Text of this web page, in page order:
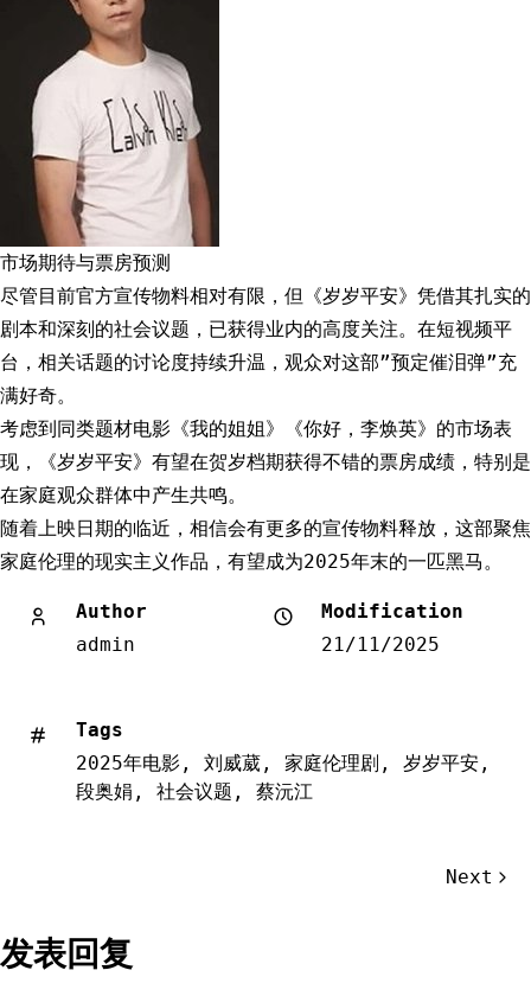
市场期待与票房预测
尽管目前官方宣传物料相对有限，但《岁岁平安》凭借其扎实的
剧本和深刻的社会议题，已获得业内的高度关注。在短视频平
台，相关话题的讨论度持续升温，观众对这部”预定催泪弹”充
满好奇。
考虑到同类题材电影《我的姐姐》《你好，李焕英》的市场表
现，《岁岁平安》有望在贺岁档期获得不错的票房成绩，特别是
在家庭观众群体中产生共鸣。
随着上映日期的临近，相信会有更多的宣传物料释放，这部聚焦
家庭伦理的现实主义作品，有望成为2025年末的一匹黑马。
Author
admin
Modification
21/11/2025
Tags
2025年电影 , 刘威葳 , 家庭伦理剧 , 岁岁平安 ,
段奥娟 , 社会议题 , 蔡沅江
航
Next
发表回复